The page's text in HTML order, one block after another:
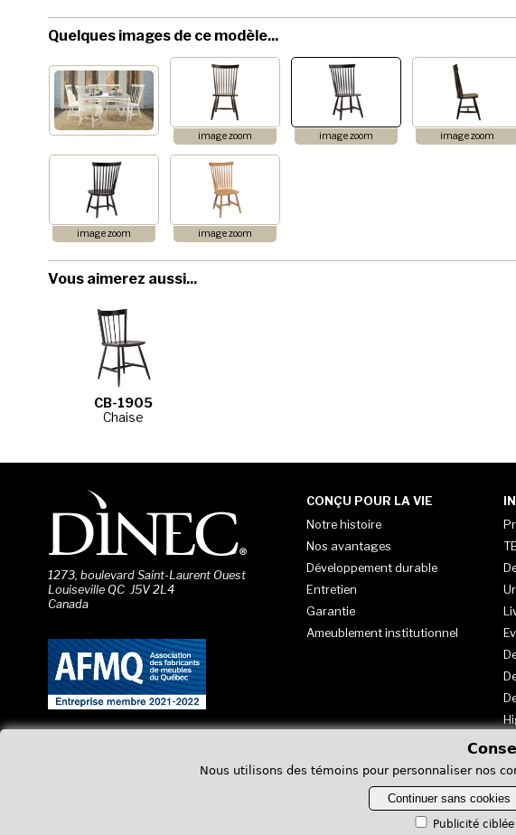
Quelques images de ce modèle...
image zoom image zoom image zoom
image zoom image zoom
Vous aimerez aussi...
CB-1905
Chaise
1273, boulevard Saint-Laurent Ouest
Louiseville QC J5V 2L4
Canada
CONÇU POUR LA VIE
Notre histoire
Nos avantages
Développement durable
Entretien
Garantie
Ameublement institutionnel
Nous utilisons des témoins pour personnaliser nos
Continuer sans cookies
Publicité ciblée